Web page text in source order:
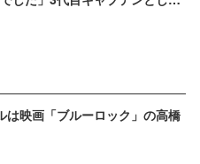
は映画「ブルーロック」の高橋